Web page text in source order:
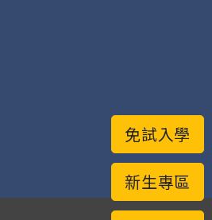
新生專區
免試入學